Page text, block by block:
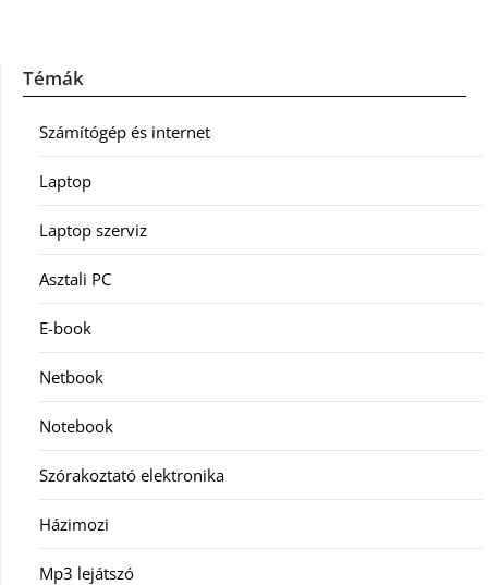
Témák
Számítógép és internet
Laptop
Laptop szerviz
Asztali PC
E-book
Netbook
Notebook
Szórakoztató elektronika
Házimozi
Mp3 lejátszó